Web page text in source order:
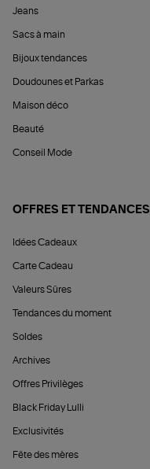
Jeans
Sacs à main
Bijoux tendances
Doudounes et Parkas
Maison déco
Beauté
Conseil Mode
OFFRES ET TENDANCES
Idées Cadeaux
Carte Cadeau
Valeurs Sûres
Tendances du moment
Soldes
Archives
Offres Privilèges
Black Friday Lulli
Exclusivités
Fête des mères